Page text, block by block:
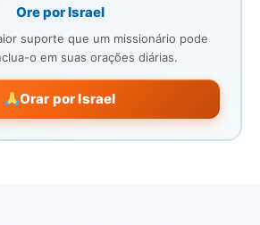
Ore por Israel
suporte que um missionário pode
o em suas orações diárias.
Orar por Israel